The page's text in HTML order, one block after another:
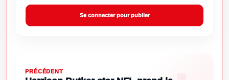
Se connecter pour publier
PRÉCÉDENT